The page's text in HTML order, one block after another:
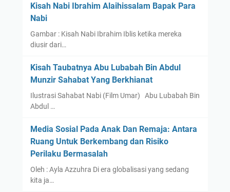
Kisah Nabi Ibrahim Alaihissalam Bapak Para
Nabi
Gambar : Kisah Nabi Ibrahim Iblis ketika mereka
diusir dari…
Kisah Taubatnya Abu Lubabah Bin Abdul
Munzir Sahabat Yang Berkhianat
Ilustrasi Sahabat Nabi (Film Umar) Abu Lubabah Bin
Abdul …
Media Sosial Pada Anak Dan Remaja: Antara
Ruang Untuk Berkembang dan Risiko
Perilaku Bermasalah
Oleh : Ayla Azzuhra Di era globalisasi yang sedang
kita ja…